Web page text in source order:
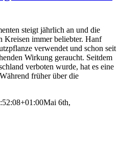
steigt jährlich an und die
Kreisen immer beliebter. Hanf
verwendet und schon seit
Wirkung geraucht. Seitdem
verboten wurde, hat es eine
früher über die
Mai 6th,